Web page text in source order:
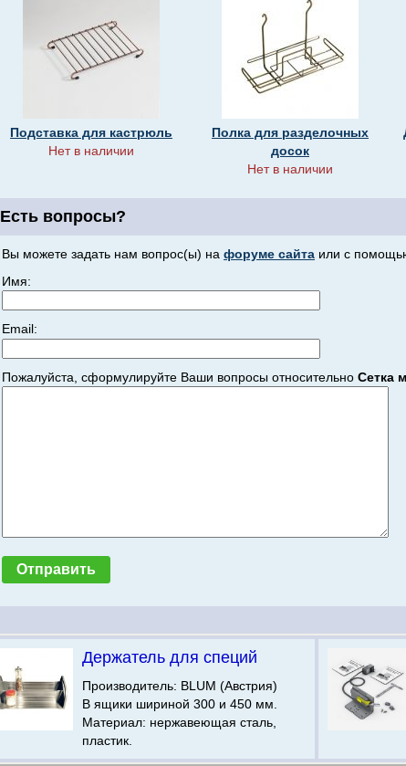
Подставка для кастрюль
Нет в наличии
Полка для разделочных
досок
Нет в наличии
Есть вопросы?
Вы можете задать нам вопрос(ы) на форуме сайта или с
Имя:
Email:
Пожалуйста, сформулируйте Ваши вопросы относительно Сетка
Держатель для специй
Производитель: BLUM (Австрия)
В ящики шириной 300 и 450 мм.
Материал: нержавеющая сталь,
пластик.